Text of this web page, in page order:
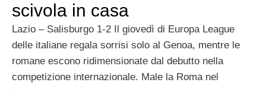
scivola in casa
Lazio – Salisburgo 1-2 Il giovedì di Europa League
delle italiane regala sorrisi solo al Genoa, mentre le
romane escono ridimensionate dal debutto nella
competizione internazionale. Male la Roma nel